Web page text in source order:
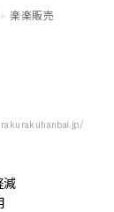
楽楽販売
減